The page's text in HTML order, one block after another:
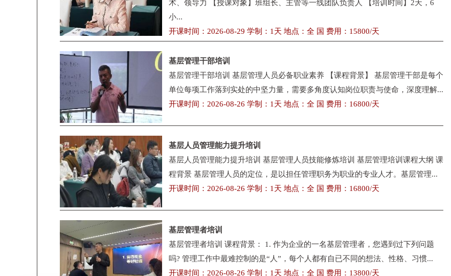
术、领导力 【授课对象】班组长、主管等一线团队负责人 【培训时间】2天，6
小...
开课时间：2026-08-29 学制：1天 地点：全 国 费用：15800/天
基层管理干部培训
基层管理干部培训 基层管理人员必备职业素养 【课程背景】 基层管理干部是每个
单位每项工作落到实处的中坚力量，需要多角度认知岗位职责与使命，深度理解...
开课时间：2026-08-26 学制：1天 地点：全 国 费用：16800/天
基层人员管理能力提升培训
基层人员管理能力提升培训 基层管理人员技能修炼培训 基层管理培训课程大纲 课
程背景 基层管理人员的定位，是以担任管理职务为职业的专业人才。基层管理...
开课时间：2026-08-26 学制：1天 地点：全 国 费用：16800/天
基层管理者培训
基层管理者培训 课程背景： 1. 作为企业的一名基层管理者，您遇到过下列问题
吗? 管理工作中最难控制的是“人”，每个人都有自已不同的想法、性格、习惯...
开课时间：2026-08-26 学制：1天 地点：全 国 费用：13800/天